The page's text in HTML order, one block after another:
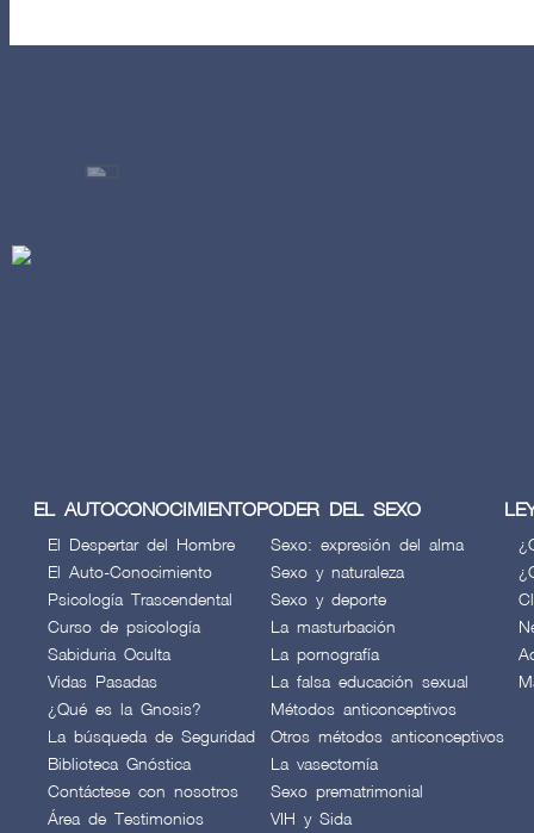
EL AUTOCONOCIMIENTO
El Despertar del Hombre
El Auto-Conocimiento
Psicología Trascendental
Curso de psicología
Sabiduria Oculta
Vidas Pasadas
¿Qué es la Gnosis?
La búsqueda de Seguridad
Biblioteca Gnóstica
Contáctese con nosotros
Área de Testimonios
PODER DEL SEXO
Sexo: expresión del alma
Sexo y naturaleza
Sexo y deporte
La masturbación
La pornografía
La falsa educación sexual
Métodos anticonceptivos
Otros métodos anticonceptivos
La vasectomía
Sexo prematrimonial
VIH y Sida